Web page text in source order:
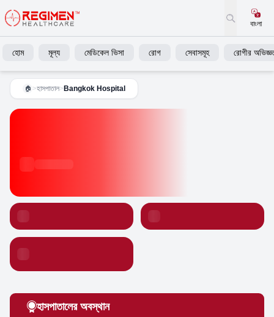
বাংলা
হোম মূল্য মেডিকেল ভিসা রোগ সেবাসমূহ রোগীর
🏠 >হাসপাতাল> Bangkok Hospital
হাসপাতালের অবস্থান